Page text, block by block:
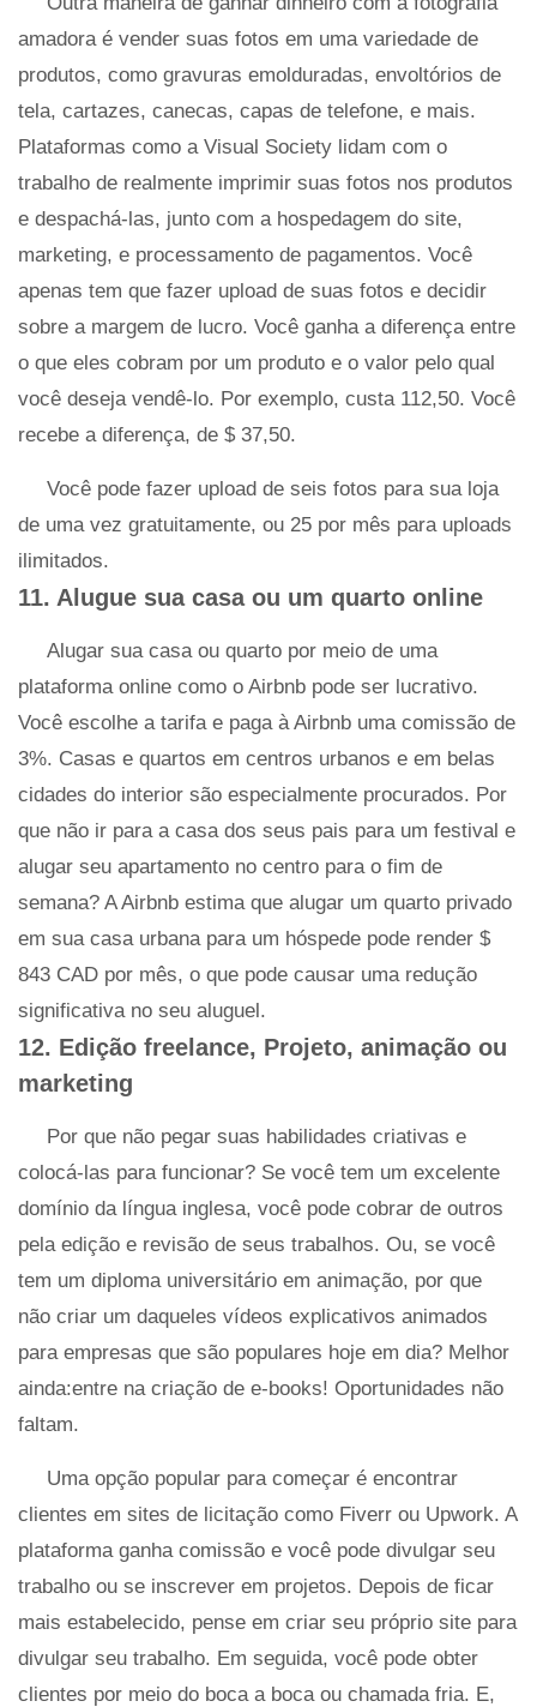
amadora é vender suas fotos em uma variedade de
produtos, como gravuras emolduradas, envoltórios de
tela, cartazes, canecas, capas de telefone, e mais.
Plataformas como a Visual Society lidam com o
trabalho de realmente imprimir suas fotos nos produtos
e despachá-las, junto com a hospedagem do site,
marketing, e processamento de pagamentos. Você
apenas tem que fazer upload de suas fotos e decidir
sobre a margem de lucro. Você ganha a diferença entre
o que eles cobram por um produto e o valor pelo qual
você deseja vendê-lo. Por exemplo, custa 112,50. Você
recebe a diferença, de $ 37,50.
Você pode fazer upload de seis fotos para sua loja
de uma vez gratuitamente, ou 25 por mês para uploads
ilimitados.
11. Alugue sua casa ou um quarto online
Alugar sua casa ou quarto por meio de uma
plataforma online como o Airbnb pode ser lucrativo.
Você escolhe a tarifa e paga à Airbnb uma comissão de
3%. Casas e quartos em centros urbanos e em belas
cidades do interior são especialmente procurados. Por
que não ir para a casa dos seus pais para um festival e
alugar seu apartamento no centro para o fim de
semana? A Airbnb estima que alugar um quarto privado
em sua casa urbana para um hóspede pode render $
843 CAD por mês, o que pode causar uma redução
significativa no seu aluguel.
12. Edição freelance, Projeto, animação ou
marketing
Por que não pegar suas habilidades criativas e
colocá-las para funcionar? Se você tem um excelente
domínio da língua inglesa, você pode cobrar de outros
pela edição e revisão de seus trabalhos. Ou, se você
tem um diploma universitário em animação, por que
não criar um daqueles vídeos explicativos animados
para empresas que são populares hoje em dia? Melhor
ainda:entre na criação de e-books! Oportunidades não
faltam.
Uma opção popular para começar é encontrar
clientes em sites de licitação como Fiverr ou Upwork. A
plataforma ganha comissão e você pode divulgar seu
trabalho ou se inscrever em projetos. Depois de ficar
mais estabelecido, pense em criar seu próprio site para
divulgar seu trabalho. Em seguida, você pode obter
clientes por meio do boca a boca ou chamada fria. E,